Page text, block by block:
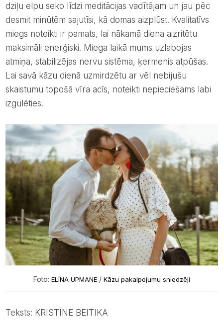
dziļu elpu seko līdzi meditācijas vadītājam un jau pēc
desmit minūtēm sajutīsi, kā domas aizplūst. Kvalitatīvs
miegs noteikti ir pamats, lai nākamā diena aizritētu
maksimāli enerģiski. Miega laikā mums uzlabojas
atmiņa, stabilizējas nervu sistēma, ķermenis atpūšas.
Lai savā kāzu dienā uzmirdzētu ar vēl nebijušu
skaistumu topošā vīra acīs, noteikti nepieciešams labi
izgulēties.
Foto: ELĪNA UPMANE/ Kāzu pakalpojumu sniedzēji
Teksts: KRISTĪNE BEITIKA